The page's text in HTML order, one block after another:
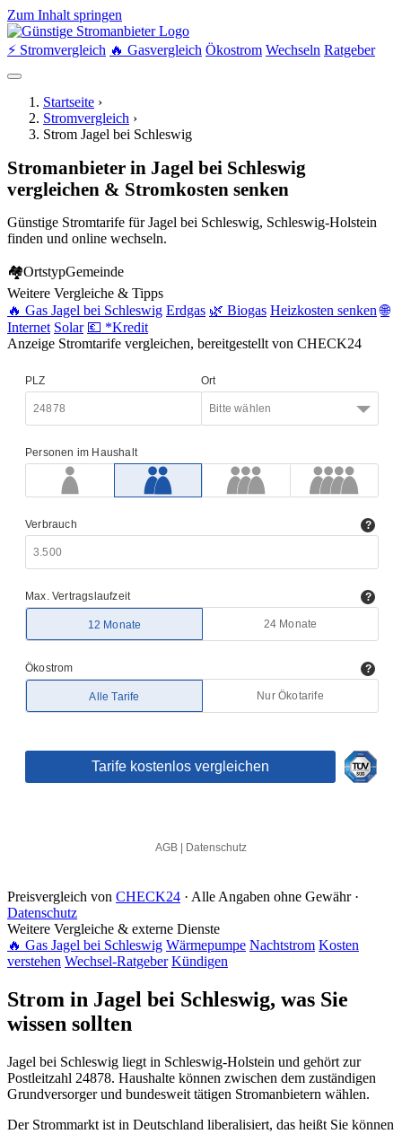
Zum Inhalt springen
⚡ Stromvergleich 🔥 Gasvergleich Ökostrom Wechseln Ratgeber
Startseite ›
Stromvergleich ›
Strom Jagel bei Schleswig
Stromanbieter in Jagel bei Schleswig
vergleichen & Stromkosten senken
Günstige Stromtarife für Jagel bei Schleswig, Schleswig-Holstein
finden und online wechseln.
🏘OrtstypGemeinde
Weitere Vergleiche & Tipps
🔥 Gas Jagel bei Schleswig Erdgas 🌿 Biogas Heizkosten senken 🌐
Internet Solar 💶 *Kredit
Anzeige Stromtarife vergleichen, bereitgestellt von CHECK24
Preisvergleich von CHECK24 · Alle Angaben ohne Gewähr ·
Datenschutz
Weitere Vergleiche & externe Dienste
🔥 Gas Jagel bei Schleswig Wärmepumpe Nachtstrom Kosten
verstehen Wechsel-Ratgeber Kündigen
Strom in Jagel bei Schleswig, was Sie
wissen sollten
Jagel bei Schleswig liegt in Schleswig-Holstein und gehört zur
Postleitzahl 24878. Haushalte können zwischen dem zuständigen
Grundversorger und bundesweit tätigen Stromanbietern wählen.
Der Strommarkt ist in Deutschland liberalisiert, das heißt Sie können